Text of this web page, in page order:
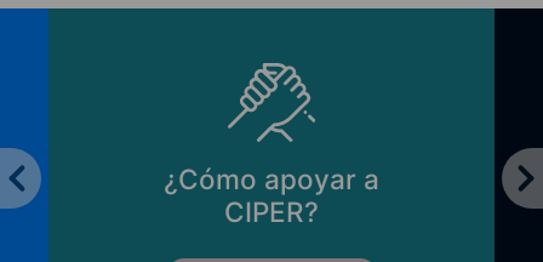
¿Cómo apoyar a
CIPER?